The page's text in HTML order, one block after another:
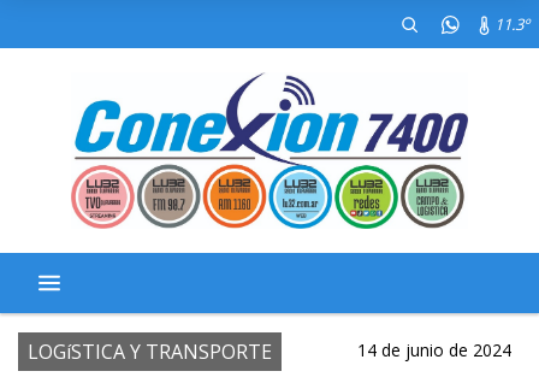
11.3º
LOGíSTICA Y TRANSPORTE 14 de junio de 2024